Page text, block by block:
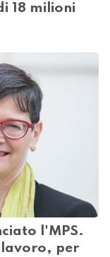
18 milioni
l'MPS.
lavoro, per